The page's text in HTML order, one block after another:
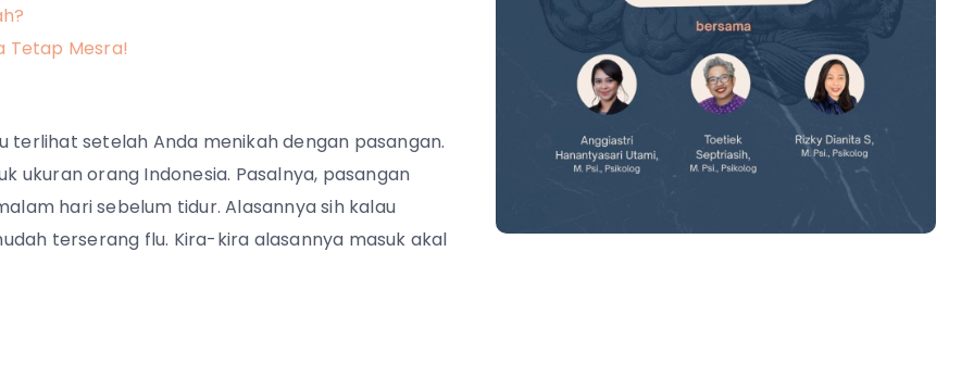
Tetap Mesra!
terlihat setelah Anda menikah dengan pasangan.
ukuran orang Indonesia. Pasalnya, pasangan
hari sebelum tidur. Alasannya sih kalau
terserang flu. Kira-kira alasannya masuk akal